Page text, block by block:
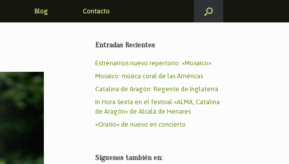
Blog Contacto
Entradas Recientes
Estrenamos nuevo repertorio: «Mosaico»
Mosaico: música coral de las Américas
Catalina de Aragón: Regente de Inglaterra
In Hora Sexta en el festival «ALMA, Catalina
de Aragón» de Alcalá de Henares
«Oratio» de nuevo en concierto
Síguenos también en: